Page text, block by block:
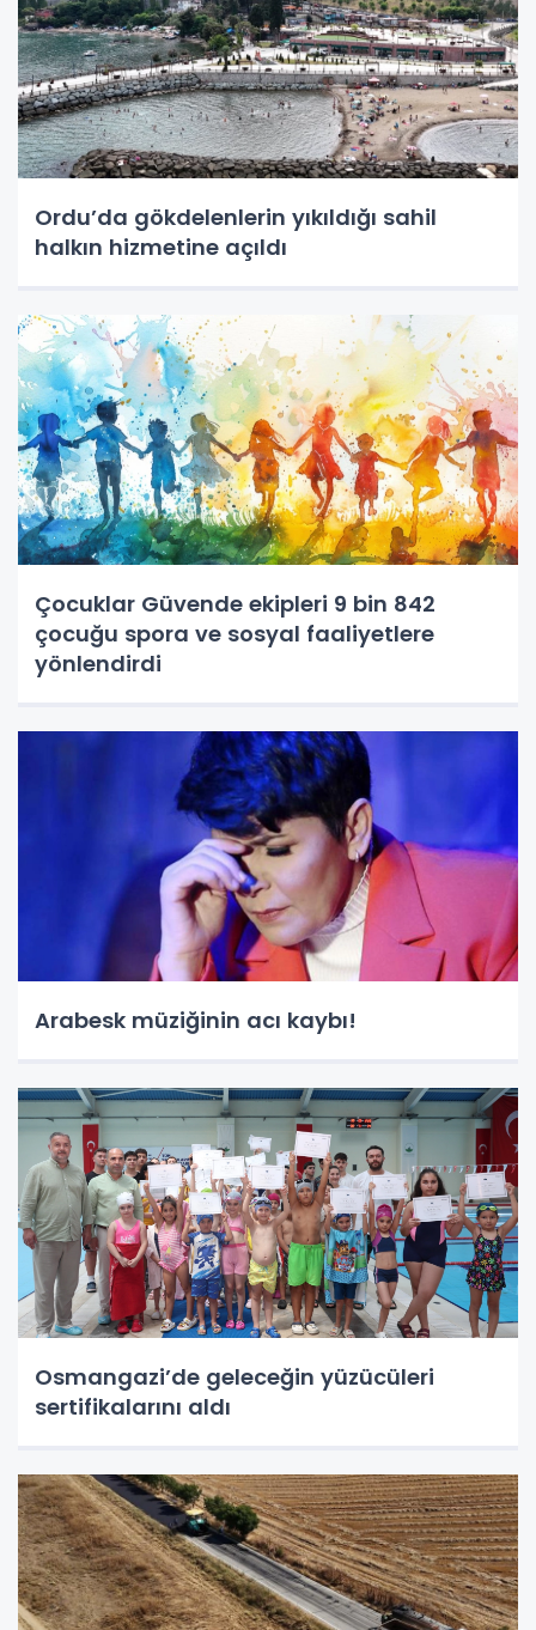
Ordu’da gökdelenlerin yıkıldığı sahil
halkın hizmetine açıldı
Çocuklar Güvende ekipleri 9 bin 842
çocuğu spora ve sosyal faaliyetlere
yönlendirdi
Arabesk müziğinin acı kaybı!
Osmangazi’de geleceğin yüzücüleri
sertifikalarını aldı